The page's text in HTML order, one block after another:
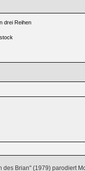
drei Reihen
Brian" (1979) parodiert